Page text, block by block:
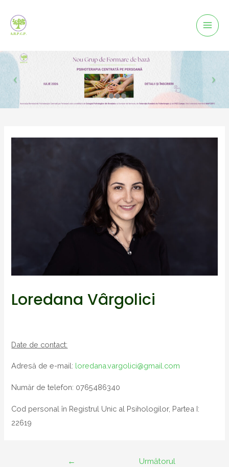
Loredana Vârgolici
Date de contact:
Adresă de e-mail: loredana.vargolici@gmail.com
Număr de telefon: 0765486340
Cod personal în Registrul Unic al Psihologilor, Partea I:
22619
←
Următorul